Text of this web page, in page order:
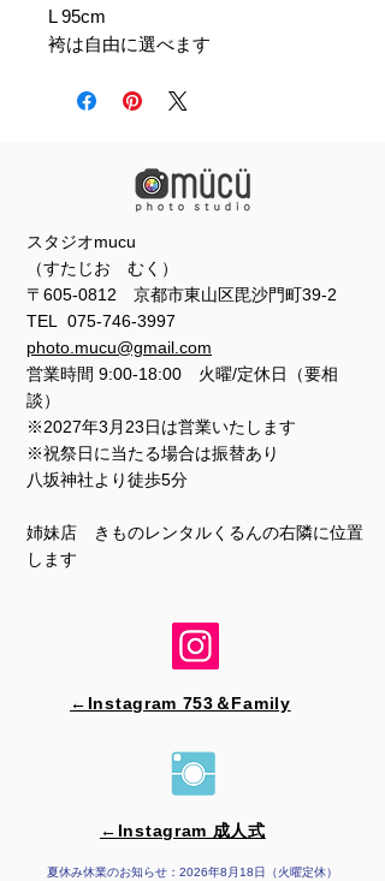
L 95cm
袴は自由に選べます
スタジオmucu
（すたじお むく）
〒605-0812 京都市東山区毘沙門町39-2
TEL 075-746-3997
photo.mucu@gmail.com
営業時間 9:00-18:00 火曜/定休日（要相
談）
※2027年3月23日は営業いたします
※祝祭日に当たる場合は振替あり
​​八坂神社より徒歩5分
姉妹店 きものレンタルくるんの右隣に位置
します
←Instagram 753＆​Family
←Instagram 成人式
夏休み休業のお知らせ：2026年8月18日（火曜定休）